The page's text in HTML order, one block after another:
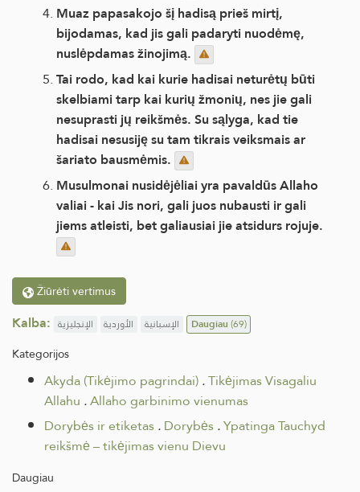
Muaz papasakojo šį hadisą prieš mirtį,
bijodamas, kad jis gali padaryti nuodėmę,
nuslėpdamas žinojimą.
Tai rodo, kad kai kurie hadisai neturėtų būti
skelbiami tarp kai kurių žmonių, nes jie gali
nesuprasti jų reikšmės. Su sąlyga, kad tie
hadisai nesusiję su tam tikrais veiksmais ar
šariato bausmėmis.
Musulmonai nusidėjėliai yra pavaldūs Allaho
valiai - kai Jis nori, gali juos nubausti ir gali
jiems atleisti, bet galiausiai jie atsidurs rojuje.
Žiūrėti vertimus
Kalba: الإنجليزية الأوردية الإسبانية Daugiau(69)
Kategorijos
Akyda (Tikėjimo pagrindai).Tikėjimas Visagaliu
Allahu .Allaho garbinimo vienumas
Dorybės ir etiketas.Dorybės.Ypatinga Tauchyd
reikšmė – tikėjimas vienu Dievu
Daugiau